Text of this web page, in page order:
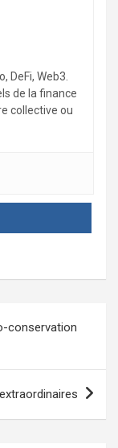
DeFi, Web3.
de la finance
collective ou
conservation